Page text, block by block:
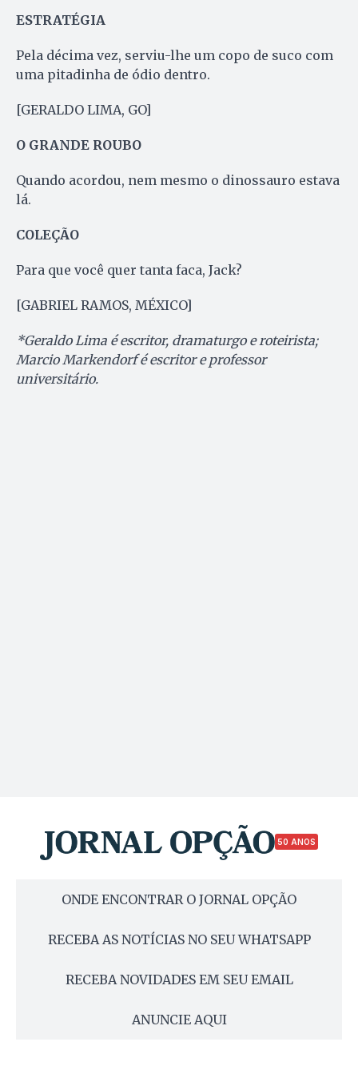
ESTRATÉGIA
Pela décima vez, serviu-lhe um copo de suco com
uma pitadinha de ódio dentro.
[GERALDO LIMA, GO]
O GRANDE ROUBO
Quando acordou, nem mesmo o dinossauro estava
lá.
COLEÇÃO
Para que você quer tanta faca, Jack?
[GABRIEL RAMOS, MÉXICO]
*Geraldo Lima é escritor, dramaturgo e roteirista;
Marcio Markendorf é escritor e professor
universitário.
50 ANOS
ONDE ENCONTRAR O JORNAL OPÇÃO
RECEBA AS NOTÍCIAS NO SEU WHATSAPP
RECEBA NOVIDADES EM SEU EMAIL
ANUNCIE AQUI